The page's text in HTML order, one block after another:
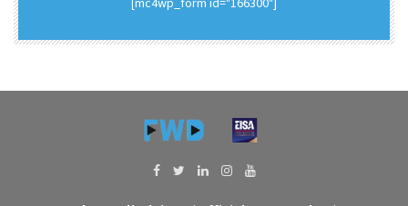
[mc4wp_form id="166300"]